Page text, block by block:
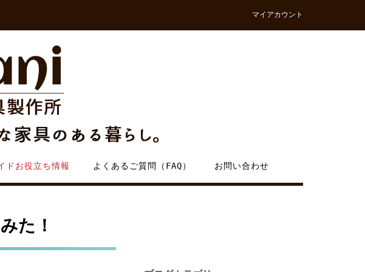
マイアカウント
ドお役立ち情報 よくあるご質問（FAQ） お問い合わせ
た！